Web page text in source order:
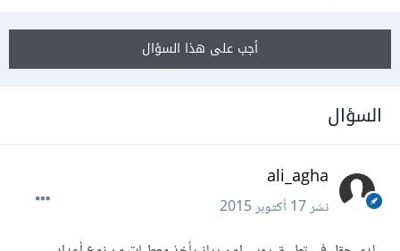
أجب على هذا السؤال
السؤال
ali_agha
نشر17 أكتوبر 2015